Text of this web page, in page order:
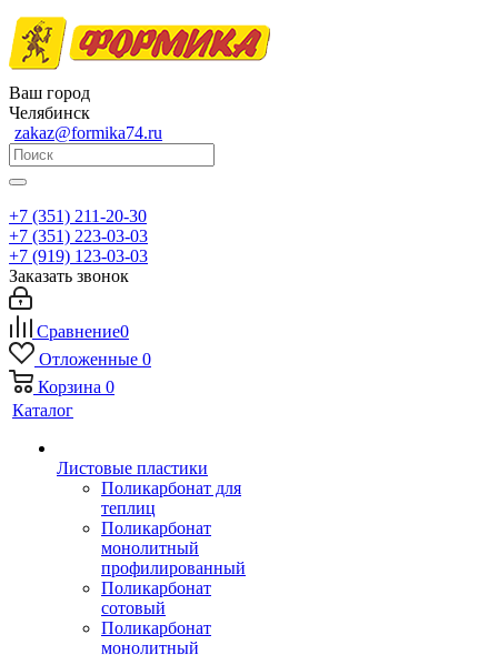
Ваш город
Челябинск
zakaz@formika74.ru
+7 (351) 211-20-30
+7 (351) 223-03-03
+7 (919) 123-03-03
Заказать звонок
Сравнение0
Отложенные 0
Корзина 0
Каталог
Листовые пластики
Поликарбонат для
теплиц
Поликарбонат
монолитный
профилированный
Поликарбонат
сотовый
Поликарбонат
монолитный